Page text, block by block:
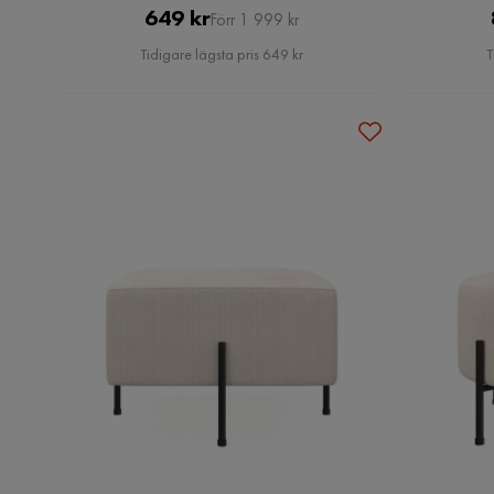
Pris
649 kr Original
Pris
Förr 1 999 kr
Tidigare lägsta pris 649 kr